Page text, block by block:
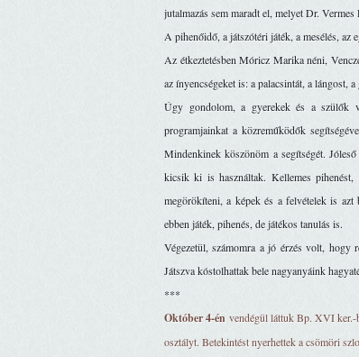
jutalmazás sem maradt el, melyet Dr.
A pihenőidő, a játszótéri játék, a mesélés, az
Az étkeztetésben Móricz Marika néni,
az ínyencségeket is: a palacsintát, a lángost,
Úgy gondolom, a gyerekek és a szülők
programjainkat a közreműködők
Mindenkinek köszönöm a segítségét.
kicsik ki is használtak. Kellemes
megörökíteni, a képek és a felvételek is
ebben játék, pihenés, de játékos tanulás is.
Végezetül, számomra a jó érzés volt, hogy
Játszva kóstolhattak bele nagyanyáink
***
Október 4-én vendégül láttuk Bp. XVI
osztályt. Betekintést nyerhettek a csömöri